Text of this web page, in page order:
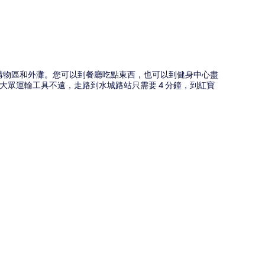
區和外灘。您可以到餐廳吃點東西，也可以到健身中心盡
眾運輸工具不遠，走路到水城路站只需要 4 分鐘，到紅寶